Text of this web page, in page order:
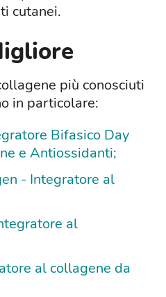
cutanei.
più conosciuti
in particolare:
Bifasico Day
e Antiossidanti;
- Integratore al
al
al collagene da